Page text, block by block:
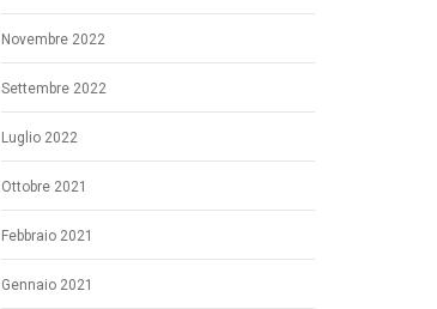
Novembre 2022
Settembre 2022
Luglio 2022
Ottobre 2021
Febbraio 2021
Gennaio 2021